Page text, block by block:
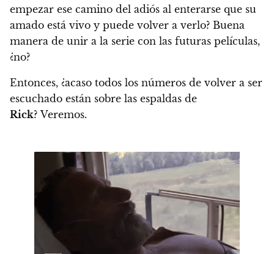
empezar ese camino del adiós al enterarse que su
amado está vivo y puede volver a verlo? Buena
manera de unir a la serie con las futuras películas,
¿no?
Entonces, ¿acaso todos los números de volver a ser
escuchado están sobre las espaldas de
Rick? Veremos.